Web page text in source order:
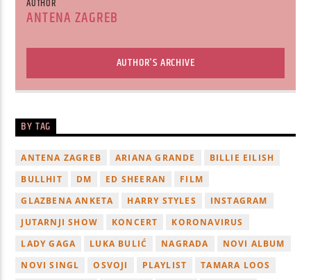
AUTHOR
ANTENA ZAGREB
AUTHOR'S ARCHIVE
BY TAG
ANTENA ZAGREB ARIANA GRANDE
BILLIE EILISH
BULLHIT
DM ED SHEERAN
FILM
GLAZBENA ANKETA
HARRY STYLES
INSTAGRAM
JUTARNJI SHOW
KONCERT
KORONAVIRUS
LADY GAGA
LUKA BULIĆ NAGRADA
NOVI ALBUM
NOVI SINGL
OSVOJI PLAYLIST
TAMARA LOOS